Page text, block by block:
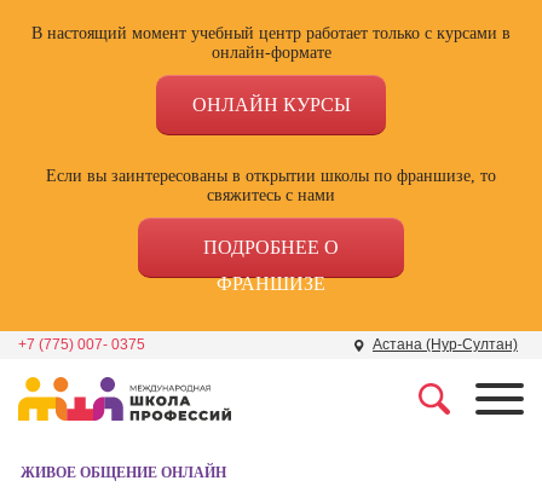
В настоящий момент учебный центр работает только с курсами в
онлайн-формате
ОНЛАЙН КУРСЫ
Если вы заинтересованы в открытии школы по франшизе, то
свяжитесь с нами
ПОДРОБНЕЕ О
ФРАНШИЗЕ
+7 (775) 007- 0375 Астана (Нур-Султан)
ЖИВОЕ ОБЩЕНИЕ ОНЛАЙН